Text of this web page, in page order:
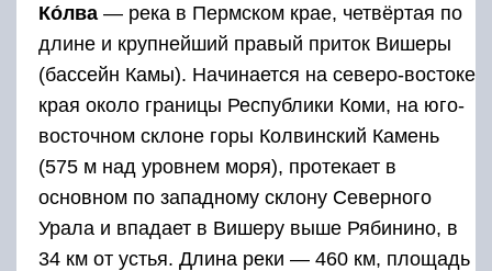
Ко́лва — река в Пермском крае, четвёртая по
длине и крупнейший правый приток Вишеры
(бассейн Камы). Начинается на северо-востоке
края около границы Республики Коми, на юго-
восточном склоне горы Колвинский Камень
(575 м над уровнем моря), протекает в
основном по западному склону Северного
Урала и впадает в Вишеру выше Рябинино, в
34 км от устья. Длина реки — 460 км, площадь